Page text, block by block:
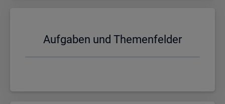
Auf­ga­ben und The­men­fel­der